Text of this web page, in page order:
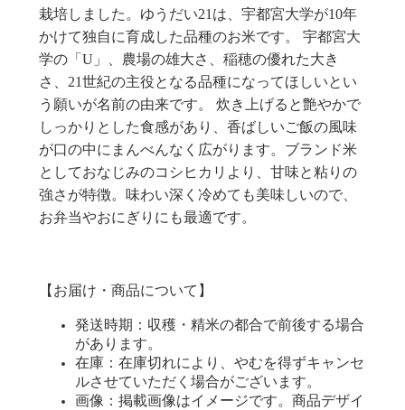
栽培しました。ゆうだい21 は、宇都宮大学が10年
かけて独自に育成した品種のお米です。 宇都宮大
学の「U 」、農場の雄大さ、稲穂の優れた大き
さ、 21世紀の主役となる品種になってほしいとい
う願いが名前の由来です。 炊き上げると艶やかで
しっかりとした食感があり、香ばしいご飯の風味
が口の中にまんべんなく広がります。ブランド米
としておなじみのコシヒカリより、甘味と粘りの
強さが特徴。味わい深く冷めても美味しいので、
お弁当やおにぎりにも最適です。
【お届け・商品について】
発送時期：収穫・精米の都合で前後する場合
があります。
在庫：在庫切れにより、やむを得ずキャンセ
ルさせていただく場合がございます。
画像：掲載画像はイメージです。商品デザイ